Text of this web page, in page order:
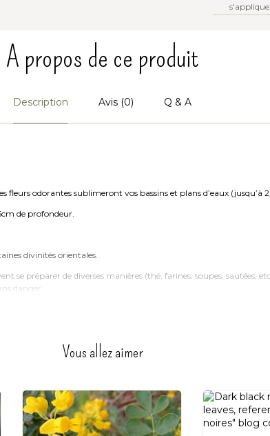
A propos de ce produit
Description Avis (0) Q & A
fleurs odorantes sublimeront vos bassins et plans d’eaux (jusqu’à
de profondeur.
divinités orientales.
se préparer de diverses manières (thé, farines, soupes, sautées,
danger.
de la vase. Le Lotus craint par contre les hivers trop rigoureux
Vous allez aimer